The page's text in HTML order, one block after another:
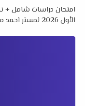
امتحان دراسات شامل +
الأول 2026 لمستر احمد منصور